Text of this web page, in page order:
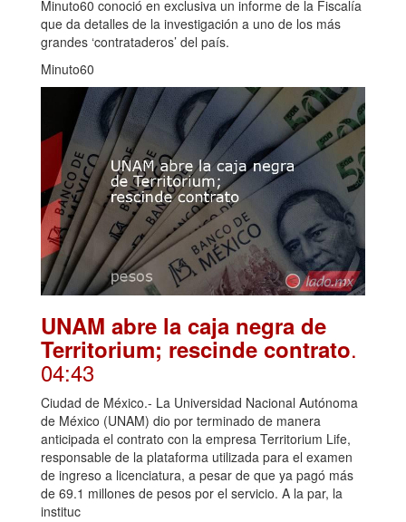
Minuto60 conoció en exclusiva un informe de la Fiscalía
que da detalles de la investigación a uno de los más
grandes ‘contrataderos’ del país.
Minuto60
UNAM abre la caja negra de
Territorium; rescinde contrato.
04:43
Ciudad de México.- La Universidad Nacional Autónoma
de México (UNAM) dio por terminado de manera
anticipada el contrato con la empresa Territorium Life,
responsable de la plataforma utilizada para el examen
de ingreso a licenciatura, a pesar de que ya pagó más
de 69.1 millones de pesos por el servicio. A la par, la
instituc